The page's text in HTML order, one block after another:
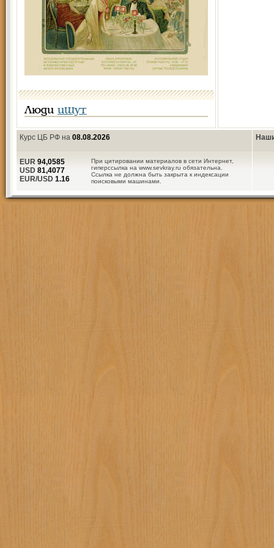
Люди ищут
Курс ЦБ РФ на 08.08.2026
При цитировании материалов в сети Интернет,
гиперссылка на www.sevkray.ru обязательна.
Ссылка не должна быть закрыта к индексации
поисковыми машинами.
EUR 94,0585
USD 81,4077
EUR/USD 1.16